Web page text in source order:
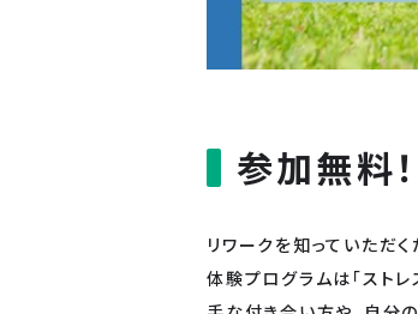
参加無料
リワークを知っていただ
体験プログラムは「ストレ